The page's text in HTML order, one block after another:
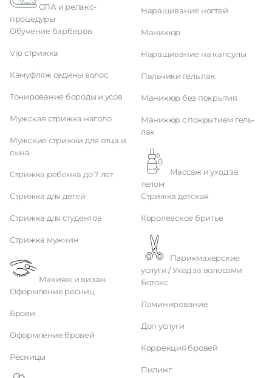
процедуры
Обучение барберов
Vip стрижка
Камуфляж седины волос
Тонирование бороды и усов
Мужская стрижка наголо
Мужские стрижки для отца и
сына
Стрижка ребенка до 7 лет
Стрижка для детей
Стрижка для студентов
Стрижка мужчин
Макияж и визаж
Оформление ресниц
Брови
Оформление бровей
Ресницы
Наращивание ногтей
Маникюр
Наращивание на капсулы
Пальчики гель лак
Маникюр без покрытия
Маникюр с покрытием гель-
лак
телом
Стрижка детская
Королевское бритье
услуги / Уход за волосами
Ботокс
Ламинирование
Доп услуги
Коррекция бровей
Пилинг